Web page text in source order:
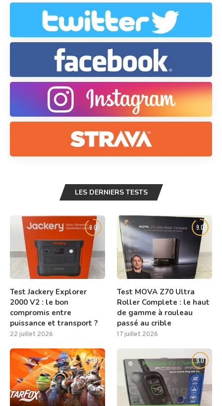
LES DERNIERS TESTS
9.0
Test Jackery Explorer
2000 V2 : le bon
compromis entre
puissance et transport ?
22 juillet 2026
9.0
Test MOVA Z70 Ultra
Roller Complete : le haut
de gamme à rouleau
passé au crible
17 juillet 2026
8.0 9.0